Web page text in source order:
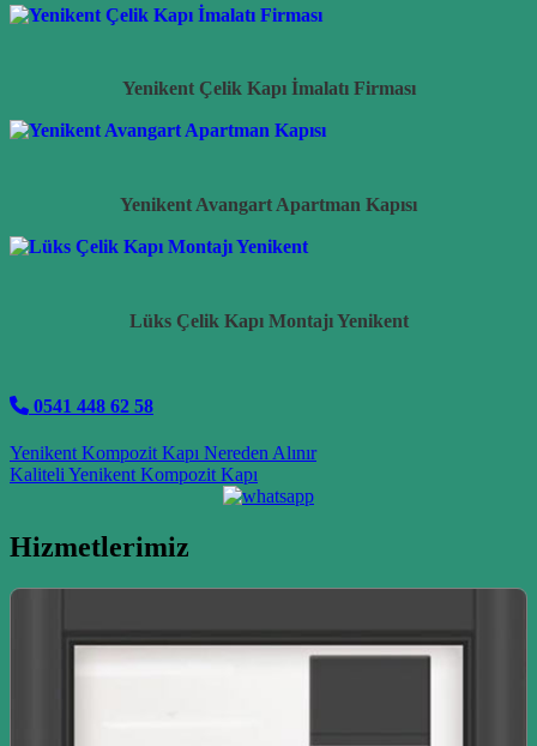
Yenikent Çelik Kapı İmalatı Firması
Yenikent Avangart Apartman Kapısı
Lüks Çelik Kapı Montajı Yenikent
0541 448 62 58
Post navigation
Yenikent Kompozit Kapı Nereden Alınır
Kaliteli Yenikent Kompozit Kapı
Hizmetlerimiz